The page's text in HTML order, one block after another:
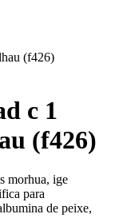
(f426)
c 1
(f426)
morhua, ige
para
de peixe,